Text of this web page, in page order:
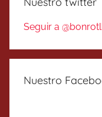
Seguir a
Nuestro